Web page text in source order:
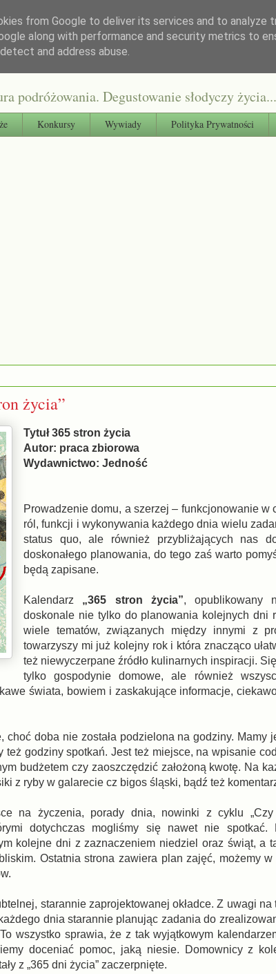
podróżowania. Degustowanie słodyczy życia...
Konkursy Wywiady Polityka Prywatności
życia”
Tytuł 365 stron życia
Autor: praca zbiorowa
Wydawnictwo: Jedność
Prowadzenie domu, a szerzej – funkcjonowanie w
ról, funkcji i wykonywania każdego dnia wielu
status quo, ale również przybliżających nas
doskonałego planowania, do tego zaś warto
będą zapisane.
Kalendarz „365 stron życia”, opublikowany
doskonale nie tylko do planowania kolejnych dni
wiele tematów, związanych między innymi z
towarzyszy mi już kolejny rok i która znacząco
też niewyczerpane źródło kulinarnych inspiracji.
tylko gospodynie domowe, ale również
świata, bowiem i zaskakujące informacje,
choć doba nie została podzielona na godziny. Mamy
godziny spotkań. Jest też miejsce, na wpisanie
budżetem czy zaoszczędzić założoną kwotę. Na
z ryby w galarecie cz bigos śląski, bądź też
na życzenia, porady dnia, nowinki z cyklu
dotychczas mogliśmy się nawet nie
kolejne dni z zaznaczeniem niedziel oraz świąt, a
Ostatnia strona zawiera plan zajęć, możemy
starannie zaprojektowanej okładce. Z uwagi
dnia starannie planując zadania do
wszystko sprawia, że z tak wyjątkowym
doceniać pomoc, jaką niesie. Domownicy z
z „365 dni życia” zaczerpnięte.
from Google to deliver its services and to analyze
along with performance and security metrics to
and address abuse.